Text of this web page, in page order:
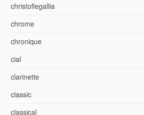
christoflegallia
chrome
chronique
cial
clarinette
classic
classical